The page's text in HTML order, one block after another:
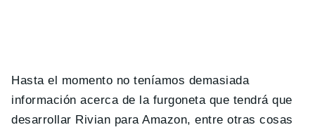
Hasta el momento no teníamos demasiada
información acerca de la furgoneta que tendrá que
desarrollar Rivian para Amazon, entre otras cosas